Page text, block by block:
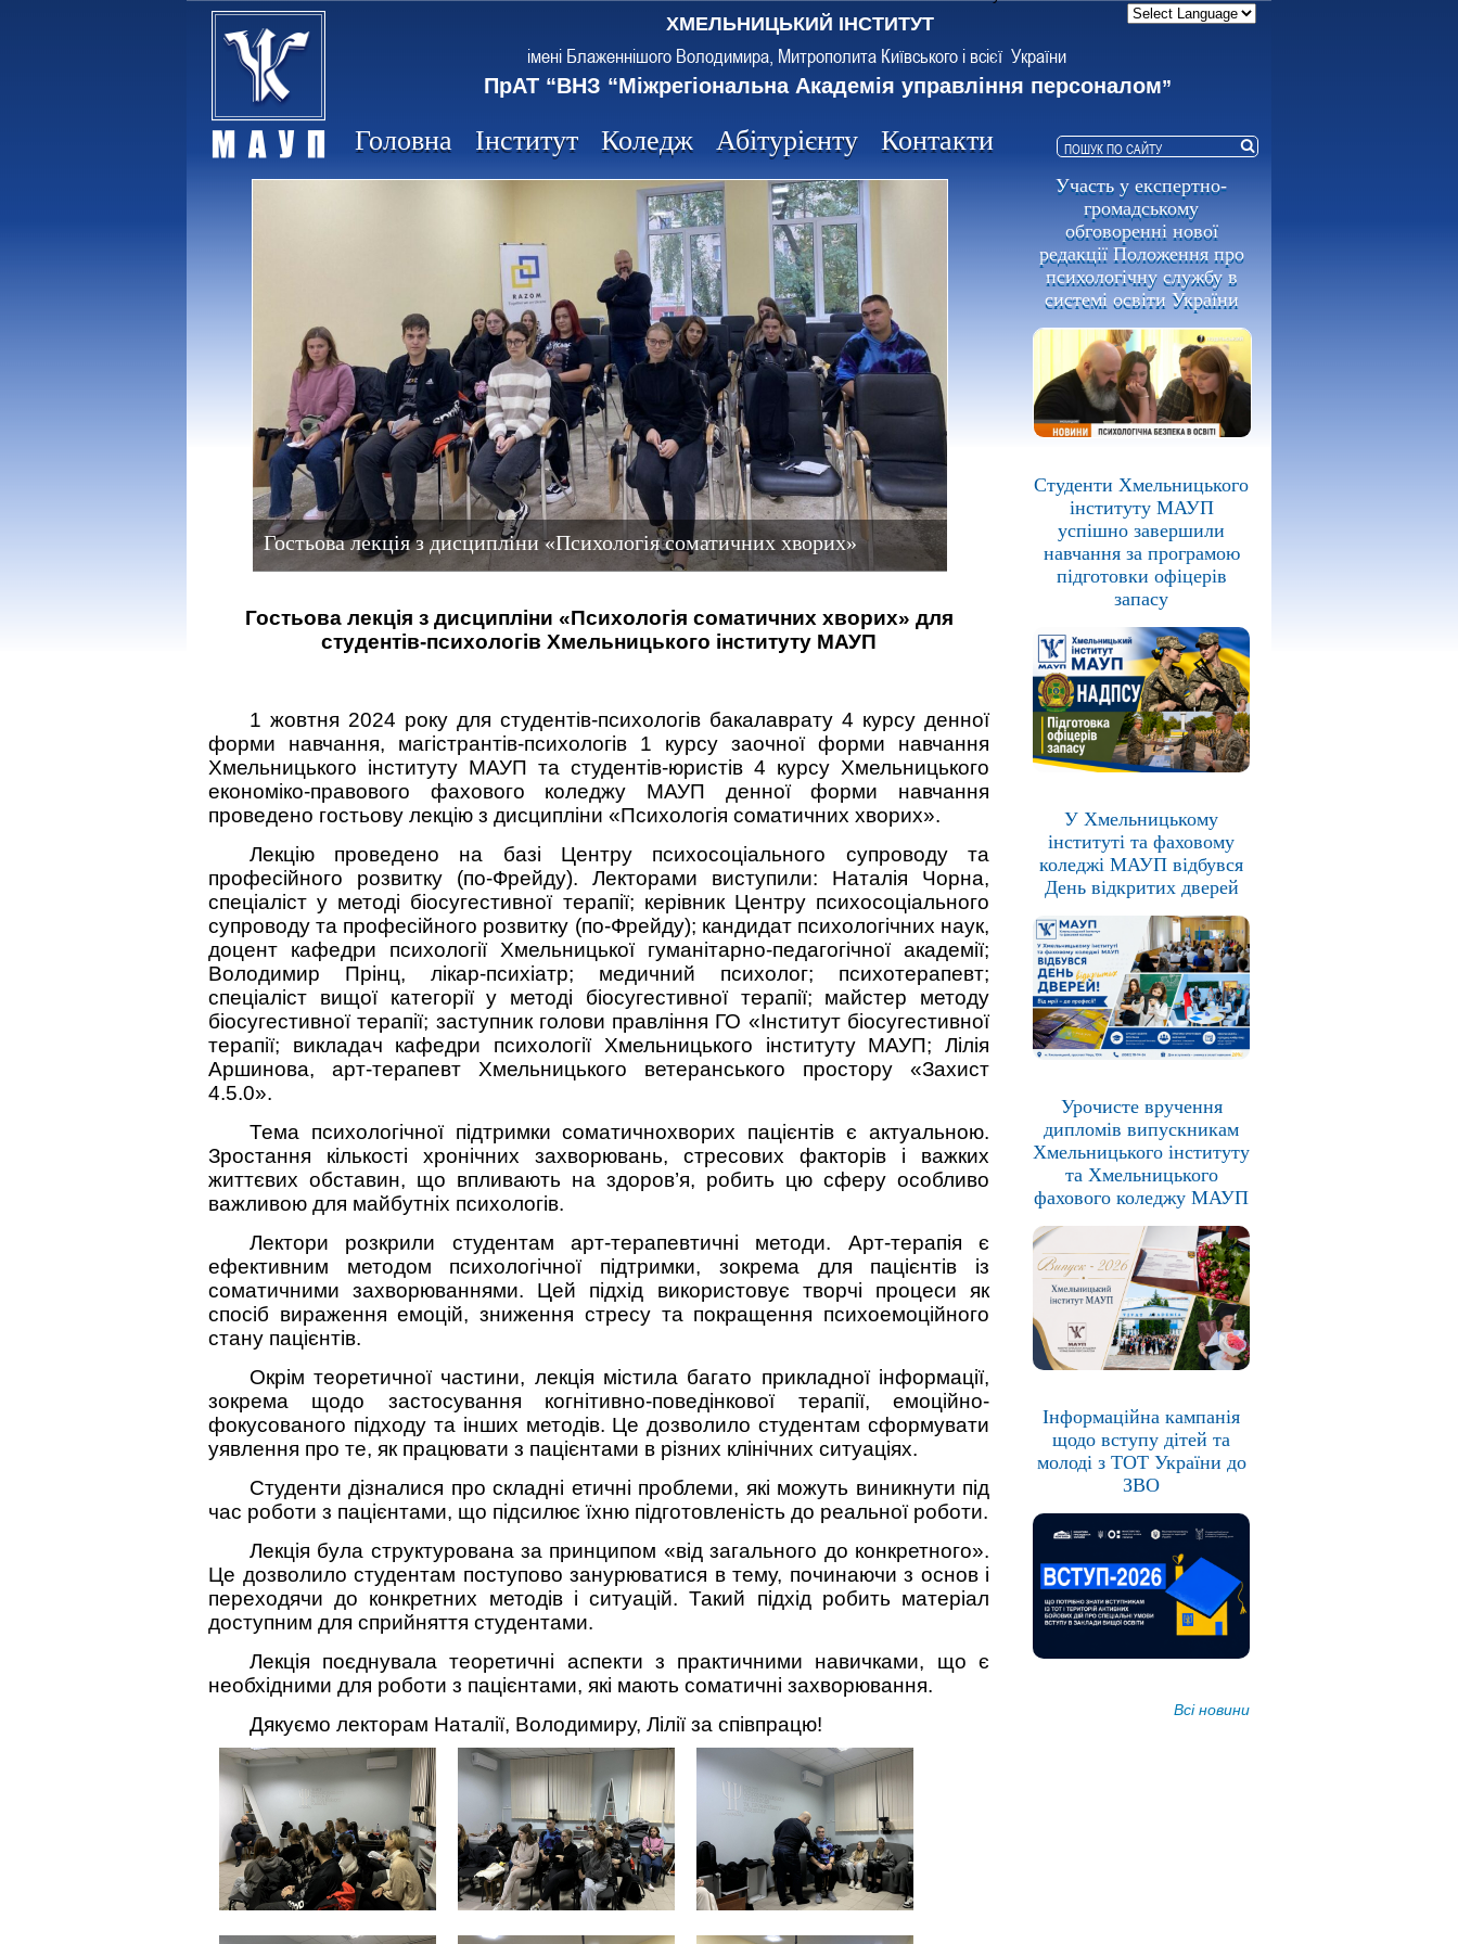
імені Блаженнішого Володимира, Митрополита Київського і всієї України
ХМЕЛЬНИЦЬКИЙ ІНСТИТУТ
ПрАТ “ВНЗ “Міжрегіональна Академія управління персоналом”
Головна Інститут Коледж Абітурієнту Контакти
Гостьова лекція з дисципліни «Психологія соматичних хворих»
Гостьова лекція з дисципліни «Психологія соматичних хворих» для
студентів-психологів Хмельницького інституту МАУП
1 жовтня 2024 року для студентів-психологів бакалаврату 4 курсу денної
форми навчання, магістрантів-психологів 1 курсу заочної форми навчання
Хмельницького інституту МАУП та студентів-юристів 4 курсу Хмельницького
економіко-правового фахового коледжу МАУП денної форми навчання
проведено гостьову лекцію з дисципліни «Психологія соматичних хворих».
Лекцію проведено на базі Центру психосоціального супроводу та
професійного розвитку (по-Фрейду). Лекторами виступили: Наталія Чорна,
спеціаліст у методі біосугестивної терапії; керівник Центру психосоціального
супроводу та професійного розвитку (по-Фрейду); кандидат психологічних наук,
доцент кафедри психології Хмельницької гуманітарно-педагогічної академії;
Володимир Прінц, лікар-психіатр; медичний психолог; психотерапевт;
спеціаліст вищої категорії у методі біосугестивної терапії; майстер методу
біосугестивної терапії; заступник голови правління ГО «Інститут біосугестивної
терапії; викладач кафедри психології Хмельницького інституту МАУП; Лілія
Аршинова, арт-терапевт Хмельницького ветеранського простору «Захист
4.5.0».
Тема психологічної підтримки соматичнохворих пацієнтів є актуальною.
Зростання кількості хронічних захворювань, стресових факторів і важких
життєвих обставин, що впливають на здоров’я, робить цю сферу особливо
важливою для майбутніх психологів.
Лектори розкрили студентам арт-терапевтичні методи. Арт-терапія є
ефективним методом психологічної підтримки, зокрема для пацієнтів із
соматичними захворюваннями. Цей підхід використовує творчі процеси як
спосіб вираження емоцій, зниження стресу та покращення психоемоційного
стану пацієнтів.
Окрім теоретичної частини, лекція містила багато прикладної інформації,
зокрема щодо застосування когнітивно-поведінкової терапії, емоційно-
фокусованого підходу та інших методів. Це дозволило студентам сформувати
уявлення про те, як працювати з пацієнтами в різних клінічних ситуаціях.
Студенти дізналися про складні етичні проблеми, які можуть виникнути під
час роботи з пацієнтами, що підсилює їхню підготовленість до реальної роботи.
Лекція була структурована за принципом «від загального до конкретного».
Це дозволило студентам поступово занурюватися в тему, починаючи з основ і
переходячи до конкретних методів і ситуацій. Такий підхід робить матеріал
доступним для сприйняття студентами.
Лекція поєднувала теоретичні аспекти з практичними навичками, що є
необхідними для роботи з пацієнтами, які мають соматичні захворювання.
Дякуємо лекторам Наталії, Володимиру, Лілії за співпрацю!
Участь у експертно-
громадському
обговоренні нової
редакції Положення про
психологічну службу в
системі освіти України
Студенти Хмельницького
інституту МАУП
успішно завершили
навчання за програмою
підготовки офіцерів
запасу
У Хмельницькому
інституті та фаховому
коледжі МАУП відбувся
День відкритих дверей
Урочисте вручення
дипломів випускникам
Хмельницького інституту
та Хмельницького
фахового коледжу МАУП
Інформаційна кампанія
щодо вступу дітей та
молоді з ТОТ України до
ЗВО
Всі новини